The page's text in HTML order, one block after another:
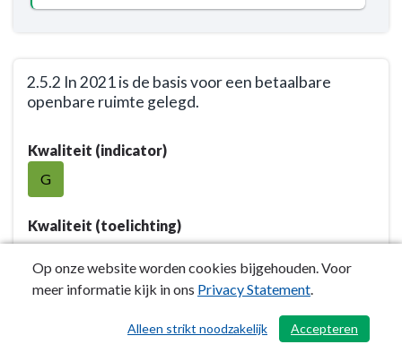
Resultaat
Vanaf
2021
beeldkwaliteit
openbare
ruimte
inzichtelijk
2.5.2 In 2021 is de basis voor een betaalbare
openbare ruimte gelegd.
naar
navigatie
Opgave:
De
openbare
ruimte
Kwaliteit (indicator)
G
Kwaliteit (toelichting)
Inspanning 2022
2.5.2.1 Beleidskaders om de Taskforce 2018
/ 490
Op onze website worden cookies bijgehouden. Voor
meer informatie kijk in ons Privacy Statement.
Accepteren
Alleen strikt noodzakelijk